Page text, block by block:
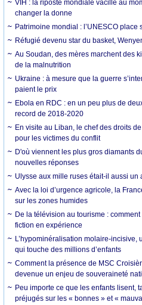
VIH : la riposte mondiale vacille au
changer la donne
Patrimoine mondial : l’UNESCO
Réfugié devenu star du basket,
Au Soudan, des mères marchent des
de la malnutrition
Ukraine : à mesure que la guerre
paient le prix
Ebola en RDC : en un peu plus de
record de 2018-2020
En visite au Liban, le chef des droits
pour les victimes du conflit
D'où viennent les plus gros diamants
nouvelles réponses
Ulysse aux mille ruses était-il aussi un
Avec la loi d’urgence agricole, la
sur les zones humides
De la télévision au tourisme :
fiction en expérience
L’hypominéralisation molaire-
qui touche des millions d’enfants
Comment la présence de MSC
devenue un enjeu de souveraineté
Peu importe ce que les enfants lisent,
préjugés sur les « bonnes » et «